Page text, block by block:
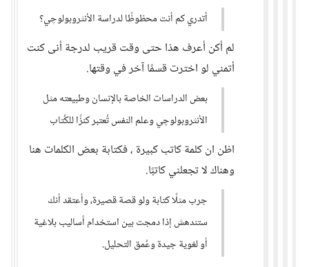
أتدري كم أنت محظوظًا لدراسة الأنثروبولوچي؟
لم أكن أعرف هذا حتى وقت قريب لدرجة أنى كنت
أتمني لو اخترت قسمًا آخر في وقتها.
بعض الدراسات الخاصة بالإنسان وطبيعته مثل
الأنثروبولوچي وعلم النفس تُعتبر كنزًا للكُتاب
اظن ان كلمة كاتب كبيرة ، فكتابة بعض الكلمات هنا
وهناك لا تجعلني كاتبًا.
جرب مثلًا كتابة ولو قصة قصيرة، وأعتقد أنك
ستندهش إذا دمجت بين استخدام أساليب بلاغية
أو لغوية جيدة وعُمق التحليل.